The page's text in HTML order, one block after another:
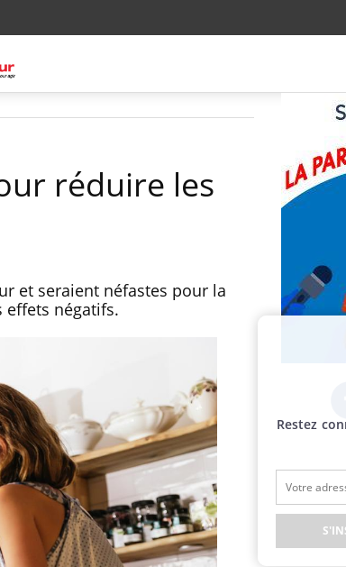
réduire les
et seraient néfastes pour la
négatifs.
Restez